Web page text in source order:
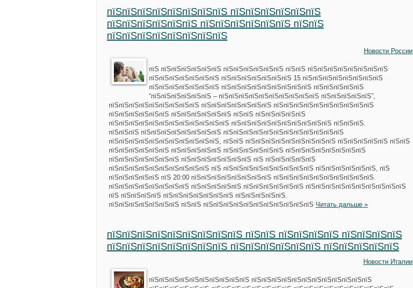
пїЅпїЅпїЅпїЅпїЅпїЅпїЅпїЅ пїЅпїЅпїЅпїЅпїЅпїЅ
пїЅпїЅпїЅпїЅпїЅпїЅ пїЅпїЅпїЅпїЅпїЅпїЅ пїЅпїЅ
пїЅпїЅпїЅпїЅпїЅпїЅпїЅпїЅ
Новости России
пїЅ пїЅпїЅпїЅпїЅпїЅпїЅ пїЅпїЅпїЅпїЅпїЅпїЅ пїЅпїЅ пїЅпїЅпїЅпїЅпїЅпїЅпїЅпїЅ
пїЅпїЅпїЅпїЅпїЅпїЅпїЅ пїЅпїЅпїЅпїЅпїЅпїЅпїЅ 15 пїЅпїЅпїЅпїЅпїЅпїЅпїЅпїЅ
пїЅпїЅпїЅпїЅпїЅпїЅпїЅ пїЅпїЅпїЅпїЅпїЅпїЅпїЅпїЅпїЅ пїЅпїЅпїЅпїЅпїЅ
“пїЅпїЅпїЅпїЅпїЅпїЅ – пїЅпїЅпїЅпїЅпїЅпїЅпїЅпїЅпїЅпїЅ пїЅпїЅпїЅпїЅпїЅ”,
пїЅпїЅпїЅпїЅпїЅпїЅпїЅпїЅпїЅ пїЅпїЅпїЅпїЅпїЅпїЅпїЅ пїЅпїЅпїЅпїЅпїЅпїЅпїЅпїЅпїЅпїЅ
пїЅпїЅпїЅпїЅпїЅпїЅ пїЅпїЅпїЅпїЅпїЅпїЅ пїЅпїЅ пїЅпїЅпїЅпїЅпїЅ
пїЅпїЅпїЅпїЅпїЅпїЅпїЅпїЅпїЅпїЅпїЅпїЅ пїЅпїЅпїЅпїЅпїЅпїЅпїЅпїЅпїЅпїЅ пїЅпїЅпїЅ.
пїЅпїЅпїЅ пїЅпїЅпїЅпїЅпїЅпїЅпїЅпїЅ пїЅпїЅпїЅпїЅпїЅпїЅпїЅпїЅпїЅпїЅпїЅпїЅ
пїЅпїЅпїЅпїЅпїЅпїЅпїЅпїЅпїЅпїЅпїЅ, пїЅпїЅ пїЅпїЅпїЅпїЅпїЅпїЅпїЅпїЅпїЅ пїЅпїЅпїЅпїЅпїЅ пїЅпїЅ
пїЅпїЅпїЅпїЅпїЅпїЅ пїЅпїЅпїЅпїЅпїЅ пїЅпїЅпїЅпїЅпїЅпїЅ пїЅпїЅпїЅпїЅпїЅпїЅпїЅпїЅ
пїЅпїЅпїЅпїЅпїЅпїЅпїЅ пїЅпїЅпїЅпїЅпїЅпїЅпїЅ пїЅ пїЅпїЅпїЅпїЅпїЅ
пїЅпїЅпїЅпїЅпїЅпїЅпїЅпїЅпїЅпїЅ пїЅ пїЅпїЅпїЅпїЅпїЅпїЅпїЅпїЅпїЅ пїЅпїЅпїЅпїЅпїЅпїЅ, пїЅ
пїЅпїЅпїЅпїЅпїЅ пїЅ 20:00 пїЅпїЅпїЅпїЅпїЅпїЅпїЅпїЅ пїЅпїЅпїЅпїЅпїЅпїЅпїЅпїЅпїЅпїЅ.
пїЅпїЅпїЅпїЅпїЅпїЅпїЅпїЅ пїЅпїЅпїЅпїЅпїЅ пїЅпїЅпїЅпїЅпїЅпїЅ пїЅпїЅпїЅпїЅпїЅпїЅпїЅпїЅпїЅпїЅ
пїЅ пїЅпїЅпїЅпїЅ пїЅпїЅпїЅпїЅпїЅпїЅпїЅ пїЅпїЅпїЅпїЅпїЅ.
пїЅпїЅпїЅпїЅпїЅпїЅпїЅ пїЅпїЅ пїЅпїЅпїЅпїЅпїЅпїЅпїЅпїЅпїЅпїЅпїЅ Читать дальше »
пїЅпїЅпїЅпїЅпїЅпїЅпїЅпїЅпїЅ пїЅпїЅ пїЅпїЅпїЅпїЅ пїЅпїЅпїЅпїЅ
пїЅпїЅпїЅпїЅпїЅпїЅпїЅпїЅ пїЅпїЅпїЅпїЅпїЅпїЅ пїЅпїЅпїЅпїЅпїЅ
Новости Италии
пїЅпїЅпїЅпїЅпїЅпїЅпїЅпїЅпїЅпїЅ пїЅпїЅпїЅпїЅпїЅпїЅпїЅпїЅпїЅпїЅпїЅпїЅ